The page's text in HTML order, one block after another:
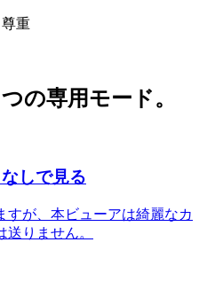
重
の専用モード。
しで見る
すが、本ビューアは綺麗なカ
りません。